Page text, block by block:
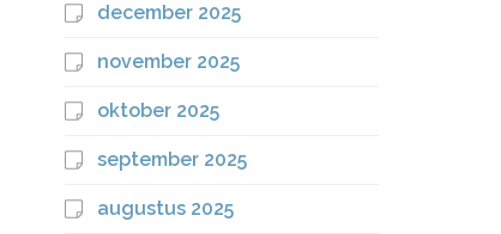
december 2025
november 2025
oktober 2025
september 2025
augustus 2025